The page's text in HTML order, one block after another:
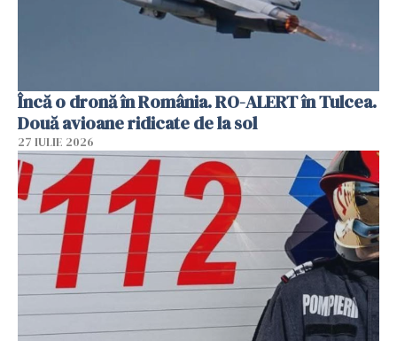
Încă o dronă în România. RO-ALERT în Tulcea.
Două avioane ridicate de la sol
27 IULIE 2026